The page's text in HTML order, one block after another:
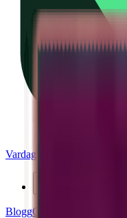
Vardagstorget
BloggOm oss